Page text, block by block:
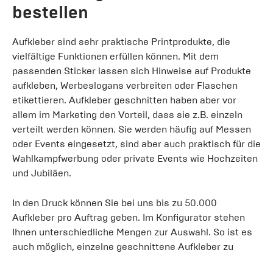
bestellen
Aufkleber sind sehr praktische Printprodukte, die
vielfältige Funktionen erfüllen können. Mit dem
passenden Sticker lassen sich Hinweise auf Produkte
aufkleben, Werbeslogans verbreiten oder Flaschen
etikettieren. Aufkleber geschnitten haben aber vor
allem im Marketing den Vorteil, dass sie z.B. einzeln
verteilt werden können. Sie werden häufig auf Messen
oder Events eingesetzt, sind aber auch praktisch für die
Wahlkampfwerbung oder private Events wie Hochzeiten
und Jubiläen.
In den Druck können Sie bei uns bis zu 50.000
Aufkleber pro Auftrag geben. Im Konfigurator stehen
Ihnen unterschiedliche Mengen zur Auswahl. So ist es
auch möglich, einzelne geschnittene Aufkleber zu